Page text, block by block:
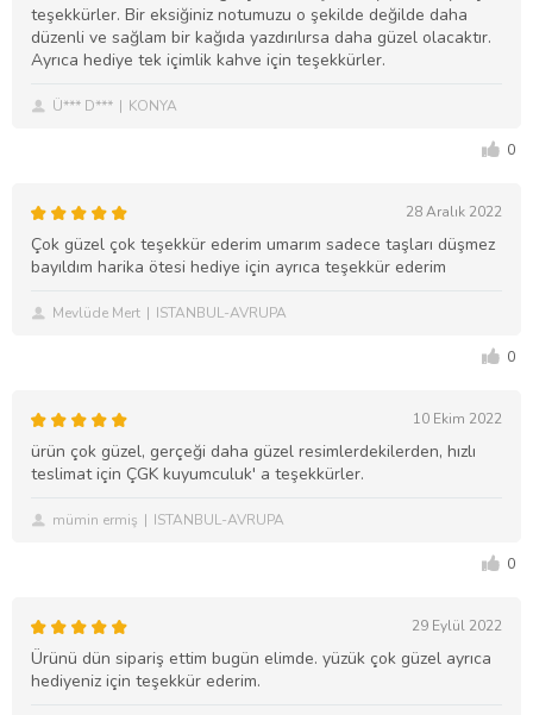
teşekkürler. Bir eksiğiniz notumuzu o şekilde değilde daha
düzenli ve sağlam bir kağıda yazdırılırsa daha güzel olacaktır.
Ayrıca hediye tek içimlik kahve için teşekkürler.
Ü*** D*** KONYA
0
28 Aralık 2022
Çok güzel çok teşekkür ederim umarım sadece taşları düşmez
bayıldım harika ötesi hediye için ayrıca teşekkür ederim
Mevlüde Mert ISTANBUL-AVRUPA
0
10 Ekim 2022
ürün çok güzel, gerçeği daha güzel resimlerdekilerden, hızlı
teslimat için ÇGK kuyumculuk' a teşekkürler.
mümin ermiş ISTANBUL-AVRUPA
0
29 Eylül 2022
Ürünü dün sipariş ettim bugün elimde. yüzük çok güzel ayrıca
hediyeniz için teşekkür ederim.